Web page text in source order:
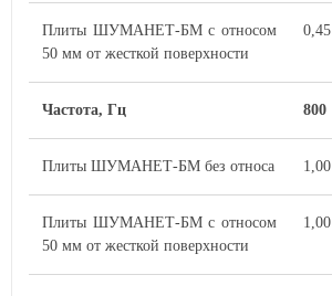
Плиты ШУМАНЕТ-БМ с относом
50 мм от жесткой поверхности
0,45
Частота, Гц 800
Плиты ШУМАНЕТ-БМ без относа 1,00
Плиты ШУМАНЕТ-БМ с относом
50 мм от жесткой поверхности
1,00